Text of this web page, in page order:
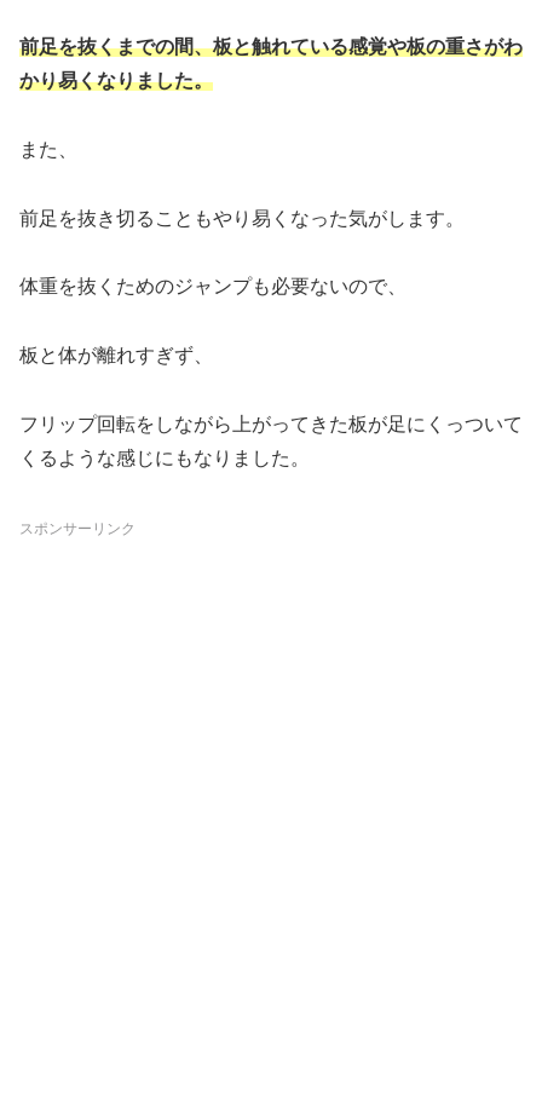
前足を抜くまでの間、板と触れている感覚や板の重さがわ
かり易くなりました。
また、
前足を抜き切ることもやり易くなった気がします。
体重を抜くためのジャンプも必要ないので、
板と体が離れすぎず、
フリップ回転をしながら上がってきた板が足にくっついて
くるような感じにもなりました。
スポンサーリンク